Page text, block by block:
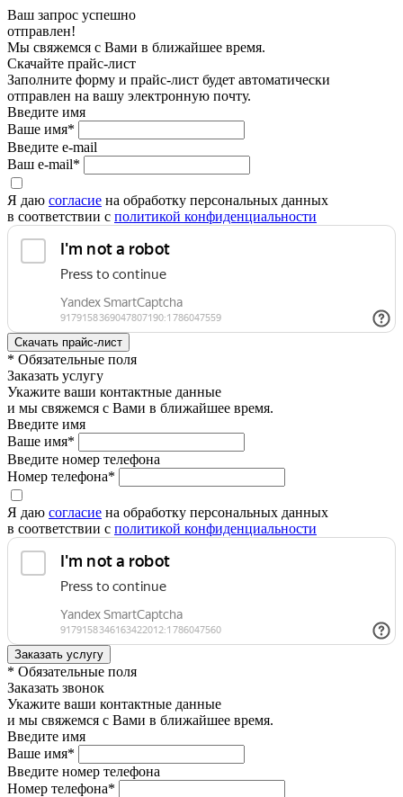
Ваш запрос успешно
отправлен!
Мы свяжемся с Вами в ближайшее время.
Скачайте прайс-лист
Заполните форму и прайс-лист будет автоматически
отправлен на вашу электронную почту.
Введите имя
Ваше имя*
Введите e-mail
Ваш e-mail*
Я даю согласие на обработку персональных данных
в соответствии с политикой конфиденциальности
* Обязательные поля
Заказать услугу
Укажите ваши контактные данные
и мы свяжемся с Вами в ближайшее время.
Введите имя
Ваше имя*
Введите номер телефона
Номер телефона*
Я даю согласие на обработку персональных данных
в соответствии с политикой конфиденциальности
* Обязательные поля
Заказать звонок
Укажите ваши контактные данные
и мы свяжемся с Вами в ближайшее время.
Введите имя
Ваше имя*
Введите номер телефона
Номер телефона*